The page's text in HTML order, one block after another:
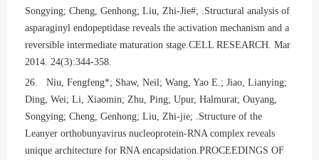
Songying; Cheng, Genhong; Liu, Zhi-Jie#; .Structural analysis of
asparaginyl endopeptidase reveals the activation mechanism and a
reversible intermediate maturation stage.CELL RESEARCH. Mar
2014. 24(3):344-358.
26. Niu, Fengfeng*; Shaw, Neil; Wang, Yao E.; Jiao, Lianying;
Ding, Wei; Li, Xiaomin; Zhu, Ping; Upur, Halmurat; Ouyang,
Songying; Cheng, Genhong; Liu, Zhi-jie; .Structure of the
Leanyer orthobunyavirus nucleoprotein-RNA complex reveals
unique architecture for RNA encapsidation.PROCEEDINGS OF